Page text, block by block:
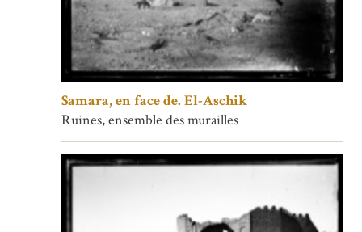
Samara, en face de. El-Aschik
Ruines, ensemble des murailles